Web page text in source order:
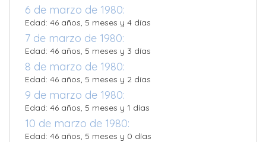
6 de marzo de 1980:
Edad: 46 años, 5 meses y 4 días
7 de marzo de 1980:
Edad: 46 años, 5 meses y 3 días
8 de marzo de 1980:
Edad: 46 años, 5 meses y 2 días
9 de marzo de 1980:
Edad: 46 años, 5 meses y 1 días
10 de marzo de 1980:
Edad: 46 años, 5 meses y 0 días